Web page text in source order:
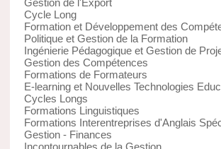
Cycle Long
Formation et Développement des
Politique et Gestion de la Formation
Ingénierie Pédagogique et Gestion de
Gestion des Compétences
Formations de Formateurs
E-learning et Nouvelles Technologies
Cycles Longs
Formations Linguistiques
Formations Interentreprises d'Anglais
Gestion - Finances
Incontournables de la Gestion